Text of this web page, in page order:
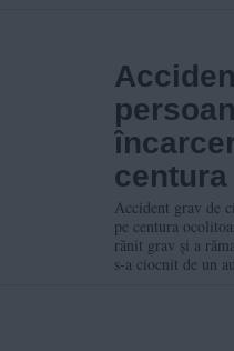
Accident grav de
pe centura
rănit grav și a
s-a ciocnit de un